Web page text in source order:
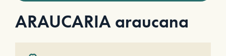
ARAUCARIA araucana